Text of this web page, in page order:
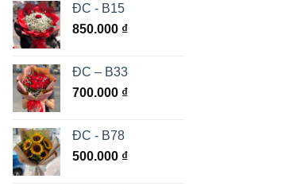
ĐC - B15
850.000 ₫
ĐC – B33
700.000 ₫
ĐC - B78
500.000 ₫